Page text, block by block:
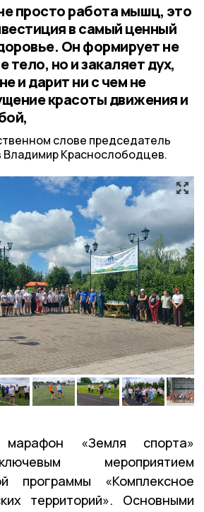
просто работа мышц, это
в самый ценный
Он формирует не
тело, но и закаляет дух,
и дарит ни с чем не
красоты движения и
слове председатель
Владимир Краснослободцев.
марафон «Земля спорта»
мероприятием
программы «Комплексное
территорий». Основными